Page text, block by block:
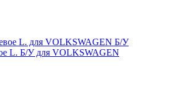
L. Б/У для VOLKSWAGEN